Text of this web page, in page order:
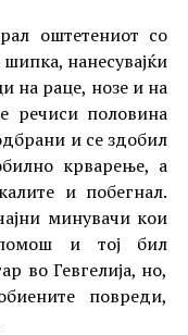
оштетениот со
нанесувајќи
на раце, нозе и на
речиси половина
и се здобил
крварење, а
и побегнал.
минувачи кои
и тој бил
во Гевгелија, но,
повреди,